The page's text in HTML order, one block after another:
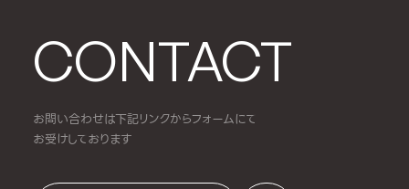
CONTACT
お問い合わせは下記リンクからフォームにて
お受けしております